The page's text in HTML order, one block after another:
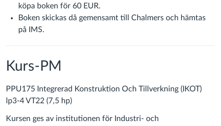
köpa boken för 60 EUR.
Boken skickas då gemensamt till Chalmers och hämtas
på IMS.
Kurs-PM
PPU175 Integrerad Konstruktion Och Tillverkning (IKOT)
lp3-4 VT22 (7,5 hp)
Kursen ges av institutionen för Industri- och